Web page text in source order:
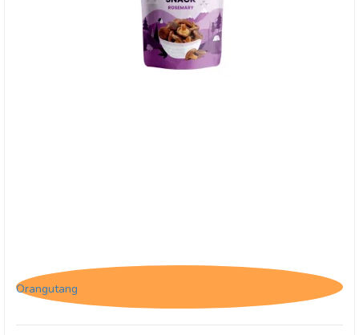
Orangutang